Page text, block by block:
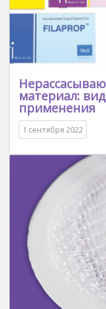
материал:
применения
1 сентября 2022